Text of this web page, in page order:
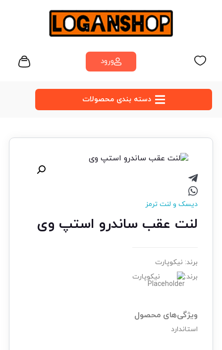
ورود
دسته‌ بندی محصولات
دیسک و لنت ترمز
لنت عقب ساندرو استپ وی
برند: نیکوپارت
برند:
نیکوپارت
ویژگی‌های محصول
استاندارد